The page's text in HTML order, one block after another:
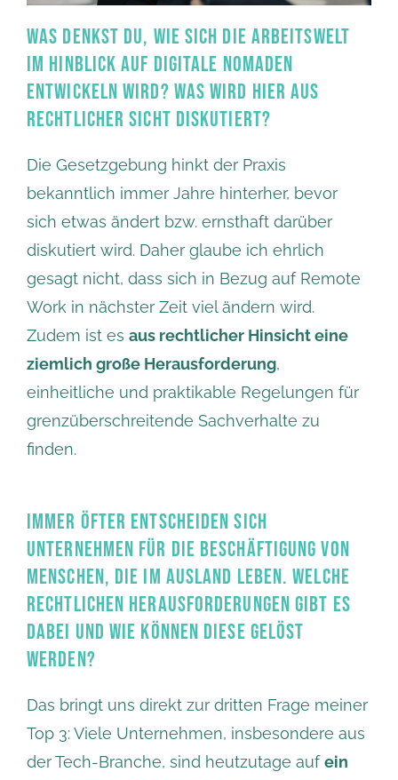
WAS DENKST DU, WIE SICH DIE ARBEITSWELT
IM HINBLICK AUF DIGITALE NOMADEN
ENTWICKELN WIRD? WAS WIRD HIER AUS
RECHTLICHER SICHT DISKUTIERT?
Die Gesetzgebung hinkt der Praxis
bekanntlich immer Jahre hinterher, bevor
sich etwas ändert bzw. ernsthaft darüber
diskutiert wird. Daher glaube ich ehrlich
gesagt nicht, dass sich in Bezug auf Remote
Work in nächster Zeit viel ändern wird.
Zudem ist es aus rechtlicher Hinsicht eine
ziemlich große Herausforderung,
einheitliche und praktikable Regelungen für
grenzüberschreitende Sachverhalte zu
finden.
IMMER ÖFTER ENTSCHEIDEN SICH
UNTERNEHMEN FÜR DIE BESCHÄFTIGUNG VON
MENSCHEN, DIE IM AUSLAND LEBEN. WELCHE
RECHTLICHEN HERAUSFORDERUNGEN GIBT ES
DABEI UND WIE KÖNNEN DIESE GELÖST
WERDEN?
Das bringt uns direkt zur dritten Frage meiner
Top 3: Viele Unternehmen, insbesondere aus
der Tech-Branche, sind heutzutage aufein